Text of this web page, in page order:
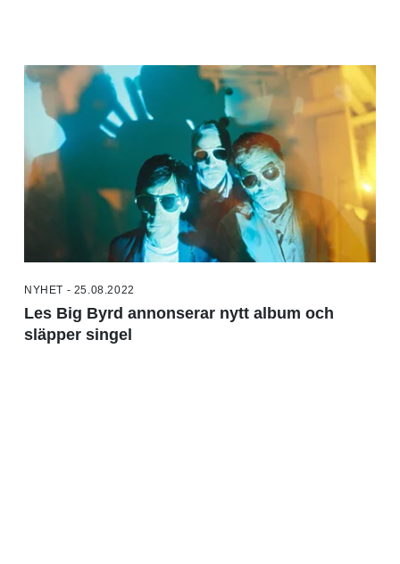
NYHET - 25.08.2022
Les Big Byrd annonserar nytt album och
släpper singel